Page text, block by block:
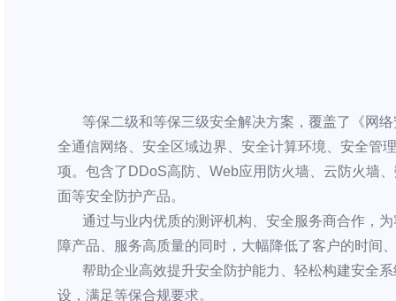
等保二级和等保三级安全解决方案，覆盖了《网络
全通信网络、安全区域边界、安全计算环境、安全管
项。包含了DDoS高防、Web应用防火墙、云防火墙
面等安全防护产品。
通过与业内优质的测评机构、安全服务商合作，为
障产品、服务高质量的同时，大幅降低了客户的时间
帮助企业高效提升安全防护能力、轻松构建安全系
设，满足等保合规要求。